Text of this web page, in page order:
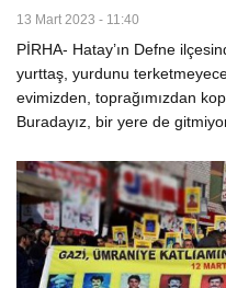
13 Mart 2023 - 11:40
PİRHA- Hatay’ın Defne
yurttaş, yurdunu
evimizden, toprağımızdan
Buradayız, bir yere de